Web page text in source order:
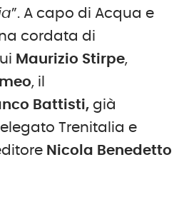
”. A capo di Acqua e
cordata di
Maurizio Stirpe,
, il
Battisti, già
Trenitalia e
Nicola Benedetto